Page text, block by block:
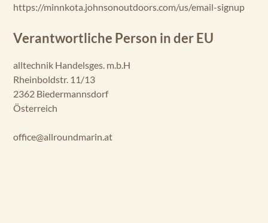
https://minnkota.johnsonoutdoors.com/us/email-signup
Verantwortliche Person in der EU
alltechnik Handelsges. m.b.H
Rheinboldstr. 11/13
2362 Biedermannsdorf
Österreich
office@allroundmarin.at